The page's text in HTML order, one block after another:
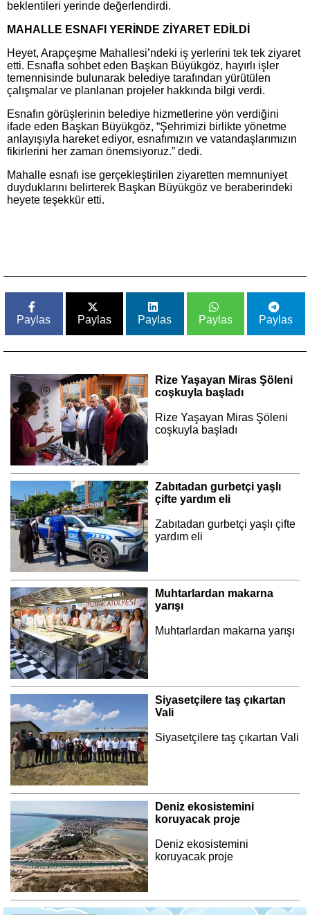
beklentileri yerinde değerlendirdi.
MAHALLE ESNAFI YERİNDE ZİYARET EDİLDİ
Heyet, Arapçeşme Mahallesi’ndeki iş yerlerini tek tek ziyaret
etti. Esnafla sohbet eden Başkan Büyükgöz, hayırlı işler
temennisinde bulunarak belediye tarafından yürütülen
çalışmalar ve planlanan projeler hakkında bilgi verdi.
Esnafın görüşlerinin belediye hizmetlerine yön verdiğini
ifade eden Başkan Büyükgöz, “Şehrimizi birlikte yönetme
anlayışıyla hareket ediyor, esnafımızın ve vatandaşlarımızın
fikirlerini her zaman önemsiyoruz.” dedi.
Mahalle esnafı ise gerçekleştirilen ziyaretten memnuniyet
duyduklarını belirterek Başkan Büyükgöz ve beraberindeki
heyete teşekkür etti.
Paylas Paylas Paylas Paylas Paylas
Rize Yaşayan Miras Şöleni
coşkuyla başladı
Rize Yaşayan Miras Şöleni
coşkuyla başladı
Zabıtadan gurbetçi yaşlı
çifte yardım eli
Zabıtadan gurbetçi yaşlı çifte
yardım eli
Muhtarlardan makarna
yarışı
Muhtarlardan makarna yarışı
Siyasetçilere taş çıkartan
Vali
Siyasetçilere taş çıkartan Vali
Deniz ekosistemini
koruyacak proje
Deniz ekosistemini
koruyacak proje